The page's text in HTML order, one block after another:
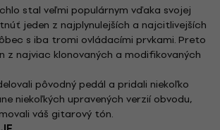
stal veľmi populárnym vďaka svojej
jeden z najplynulejších a najcitlivejších
s iba tromi ovládacími prvkami. Preto
z najviac klonovaných a modifikovaných
pôvodný pedál a pridali niekoľko
niekoľkých upravených verzií obvodu,
váš gitarový tón.